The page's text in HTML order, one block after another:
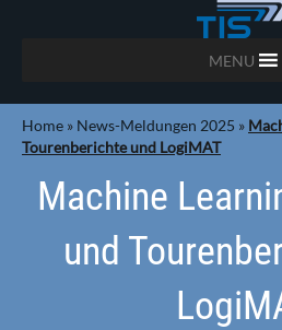
MENU
Home » News-Meldungen 2025 »
Tourenberichte und LogiMAT
Machine
und